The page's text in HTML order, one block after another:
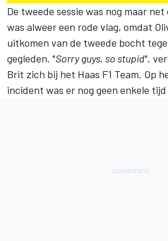
De tweede sessie was nog maar
was alweer een rode vlag, omdat
uitkomen van de tweede bocht
gegleden. "Sorry guys, so stupid",
Brit zich bij het Haas F1 Team. Op
incident was er nog geen enkele